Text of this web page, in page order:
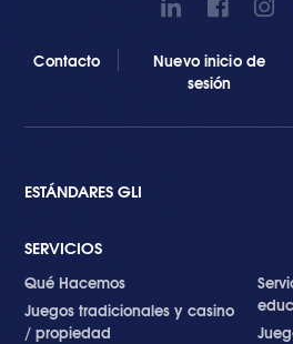
Contacto
Nuevo inicio de
sesión
ESTÁNDARES GLI
SERVICIOS
Qué Hacemos
Juegos tradicionales y casino
/ propiedad